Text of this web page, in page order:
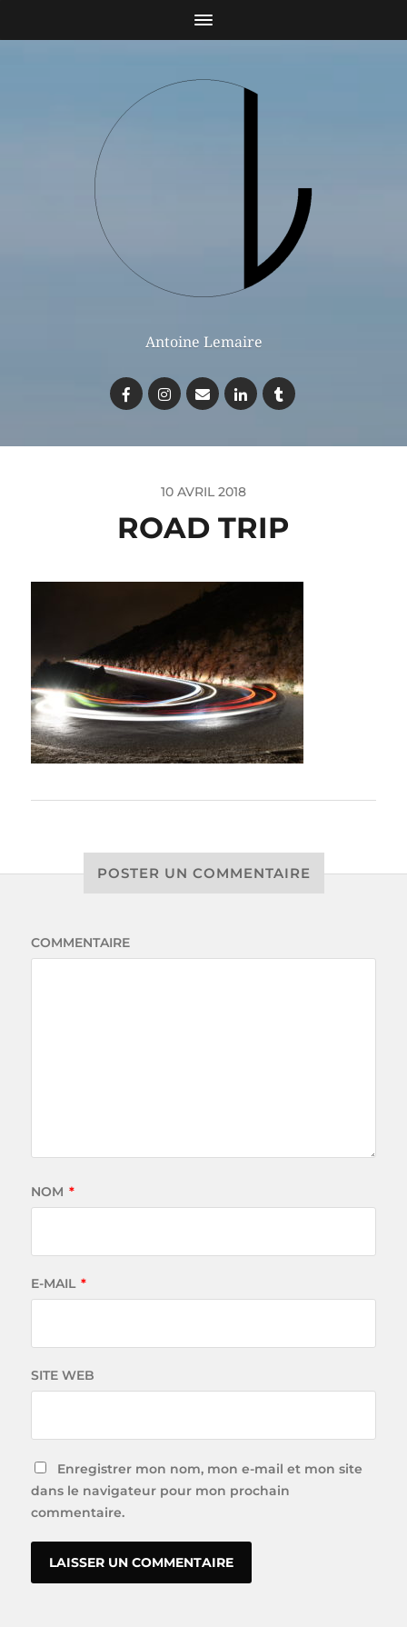
Antoine Lemaire
10 AVRIL 2018
ROAD TRIP
POSTER UN COMMENTAIRE
COMMENTAIRE
NOM *
E-MAIL *
SITE WEB
Enregistrer mon nom, mon e-mail et mon site
dans le navigateur pour mon prochain
commentaire.